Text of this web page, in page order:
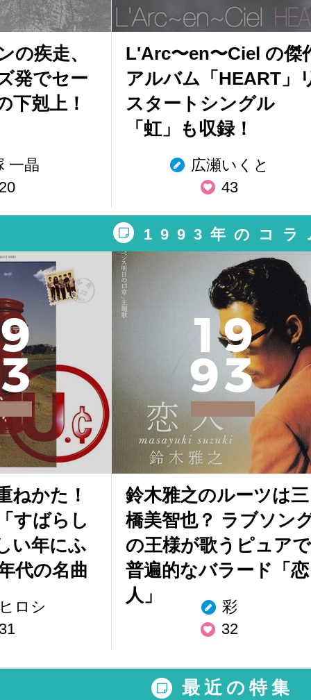
の疾走、
発でセー
下剋上！
一晶
L'Arc〜en〜Ciel の傑
アルバム「HEART」
スタートシングル
「虹」も収録！
広瀬いくと
43
1993年のコラ
9
3
ねかた！
すばらし
い年にふ
代の名曲
ロシ
1 9
93
鈴木雅之のルーツは三
橋美智也？ ラブソン
の王様が歌うピュアで
普遍的なバラード「恋
人」
彩
32
最近の特集